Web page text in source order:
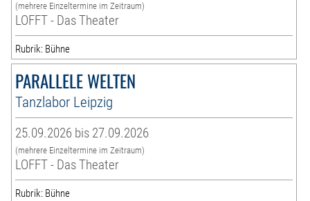
(mehrere Einzeltermine im Zeitraum)
LOFFT - Das Theater
Rubrik: Bühne
PARALLELE WELTEN
Tanzlabor Leipzig
25.09.2026 bis 27.09.2026
(mehrere Einzeltermine im Zeitraum)
LOFFT - Das Theater
Rubrik: Bühne